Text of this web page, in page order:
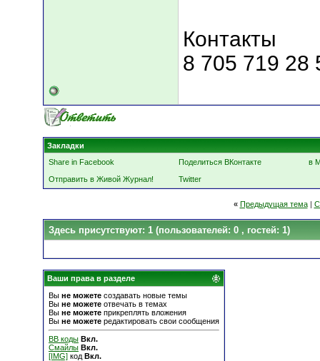
Контакты
8 705 719 28
Закладки
Share in Facebook
Поделиться ВКонтакте
в
Отправить в Живой Журнал!
Twitter
« Предыдущая тема|
Здесь присутствуют: 1 (пользователей: 0 , гостей: 1)
Ваши права в разделе
Вы не можете создавать новые темы
Вы не можете отвечать в темах
Вы не можете прикреплять вложения
Вы не можете редактировать свои сообщения
BB коды Вкл.
Смайлы Вкл.
[IMG] код Вкл.